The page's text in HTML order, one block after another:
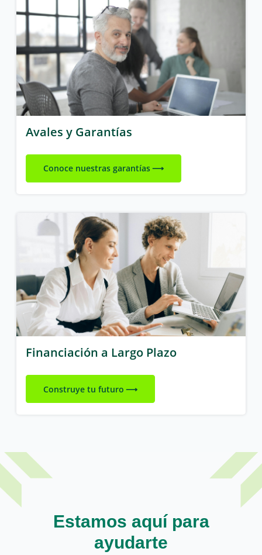
Avales y Garantías
Conoce nuestras garantías
Financiación a Largo Plazo
Construye tu futuro
Estamos aquí para
ayudarte